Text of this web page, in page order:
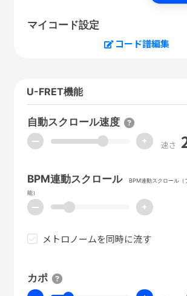
マイコード設定
コード譜編集
U-FRET機能
自動スクロール速度
ー + 速さ
BPM連動スクロール
BPM連動スクロール（
能）
ー +
メトロノームを同時に流す
カポ